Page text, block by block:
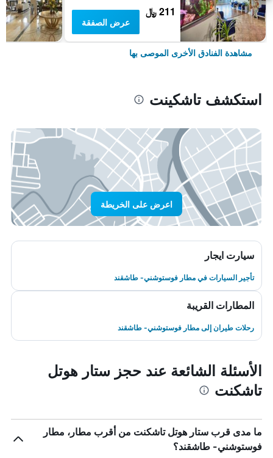
211 ﷼
عرض الصفقة
مشاهدة الفنادق الأخرى الموصى بها
استكشف تاشكينت
اعرض على الخريطة
سيارت ايجار
تأجير السيارات في مطار فوستوشني- طاشقند
المطارات القريبة
رحلات طيران إلى مطار فوستوشني- طاشقند
الأسئلة الشائعة عند حجز ستار هوتل
تاشكنت
ما مدى قرب ستار هوتل تاشكنت من أقرب مطار، مطار
فوستوشني- طاشقند؟